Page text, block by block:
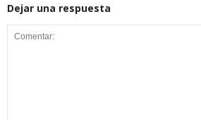
Dejar una respuesta